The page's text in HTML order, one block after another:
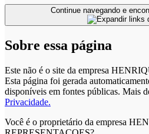
Sobre essa página
Este não é o site da empresa
Esta página foi gerada
disponíveis em fontes públicas. Mais
Privacidade.
Você é o proprietário da empresa